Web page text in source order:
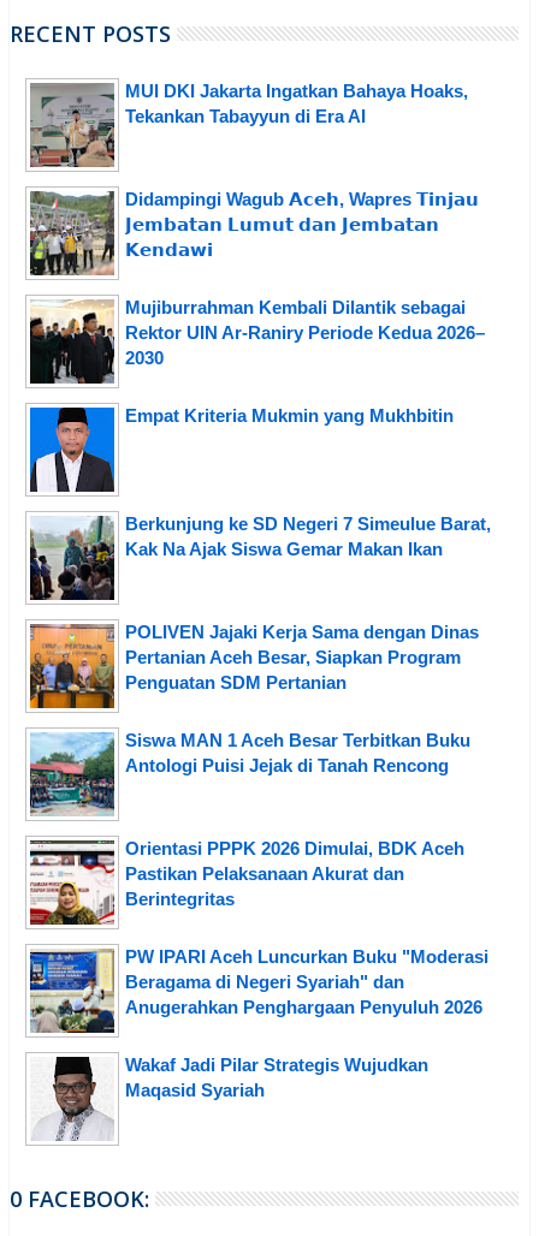
RECENT POSTS
MUI DKI Jakarta Ingatkan Bahaya Hoaks,
Tekankan Tabayyun di Era AI
Didampingi Wagub 𝗔𝗰𝗲𝗵, Wapres 𝗧𝗶𝗻𝗷𝗮𝘂
𝗝𝗲𝗺𝗯𝗮𝘁𝗮𝗻 𝗟𝘂𝗺𝘂𝘁 𝗱𝗮𝗻 𝗝𝗲𝗺𝗯𝗮𝘁𝗮𝗻
𝗞𝗲𝗻𝗱𝗮𝘄𝗶
Mujiburrahman Kembali Dilantik sebagai
Rektor UIN Ar-Raniry Periode Kedua 2026–
2030
Empat Kriteria Mukmin yang Mukhbitin
Berkunjung ke SD Negeri 7 Simeulue Barat,
Kak Na Ajak Siswa Gemar Makan Ikan
POLIVEN Jajaki Kerja Sama dengan Dinas
Pertanian Aceh Besar, Siapkan Program
Penguatan SDM Pertanian
Siswa MAN 1 Aceh Besar Terbitkan Buku
Antologi Puisi Jejak di Tanah Rencong
Orientasi PPPK 2026 Dimulai, BDK Aceh
Pastikan Pelaksanaan Akurat dan
Berintegritas
PW IPARI Aceh Luncurkan Buku "Moderasi
Beragama di Negeri Syariah" dan
Anugerahkan Penghargaan Penyuluh 2026
Wakaf Jadi Pilar Strategis Wujudkan
Maqasid Syariah
0 FACEBOOK: